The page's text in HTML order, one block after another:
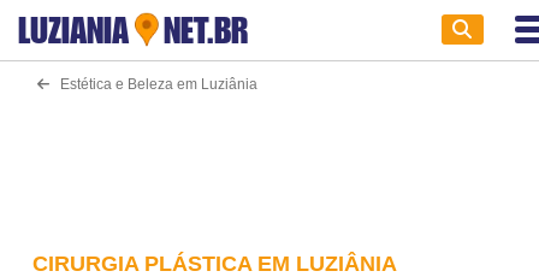
LUZIANIA NET.BR
Estética e Beleza em Luziânia
CIRURGIA PLÁSTICA EM LUZIÂNIA